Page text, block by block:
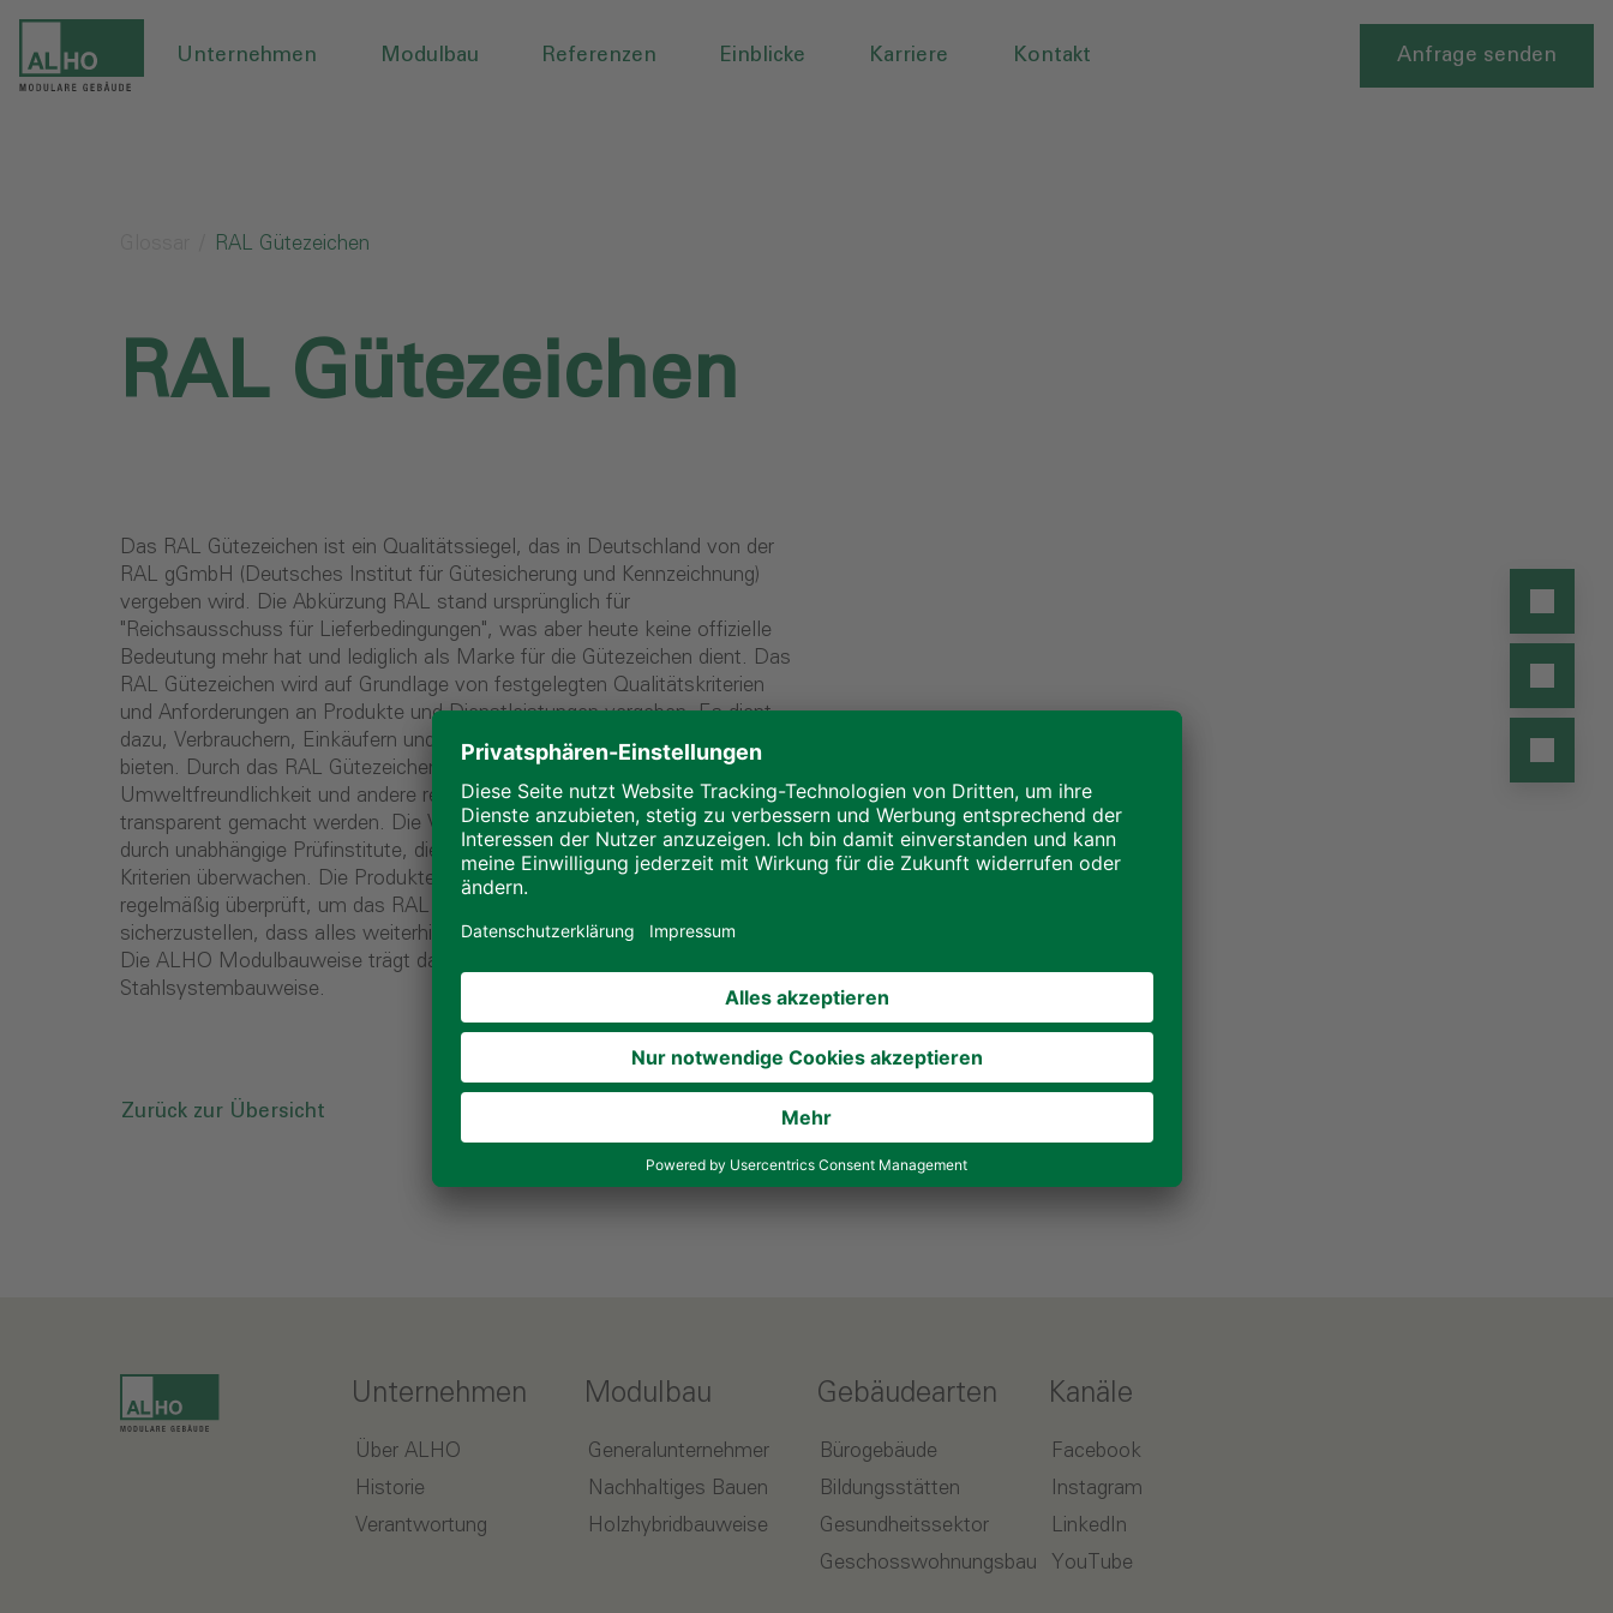
Unternehmen Modulbau Referenzen Einblicke Karriere Kontakt Anfrage senden
RAL Gütezeichen
RAL Gütezeichen
Das RAL Gütezeichen ist ein Qualitätssiegel, das in Deutschland von der
RAL gGmbH (Deutsches Institut für Gütesicherung und Kennzeichnung)
vergeben wird. Die Abkürzung RAL stand ursprünglich für
"Reichsausschuss für Lieferbedingungen", was aber heute keine offizielle
Bedeutung mehr hat und lediglich als Marke für die Gütezeichen dient. Das
RAL Gütezeichen wird auf Grundlage von festgelegten Qualitätskriterien
und Anforderungen an Produkte und Dienstleistungen vergeben. Es dient
dazu, Verbrauchern, Einkäufern und Anwendern eine Orientierungshilfe zu
bieten. Durch das RAL Gütezeichen sollen Qualität, Sicherheit,
Umweltfreundlichkeit und andere relevante Kriterien gewährleistet und
transparent gemacht werden. Die Vergabe des RAL Gütezeichens erfolgt
durch unabhängige Prüfinstitute, die die Einhaltung der festgelegten
Kriterien überwachen. Die Produkte oder Dienstleistungen müssen werden
regelmäßig überprüft, um das RAL Gütezeichen zu verlängern und so
sicherzustellen, dass alles weiterhin den Güteanforderungen entsprechen.
Die ALHO Modulbauweise trägt das RAL Gütezeichen
Stahlsystembauweise.
Zurück zur Übersicht
Unternehmen
Über ALHO
Historie
Verantwortung
Modulbau
Generalunternehmer
Nachhaltiges Bauen
Holzhybridbauweise
Gebäudearten
Bürogebäude
Bildungsstätten
Gesundheitssektor
Geschosswohnungsbau
Kanäle
Facebook
Instagram
LinkedIn
YouTube